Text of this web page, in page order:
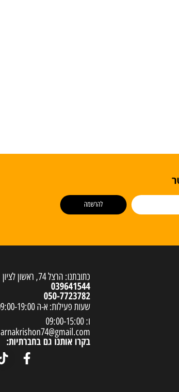
להרשמה
כתובתנו: הרצל 74, ראשון לציון
039641544
050-7723782
שעות פעילות: א-ה 09:00-19:00
ו: 09:00-15:00
arnakrishon74@gmail.com
בקרו אותנו גם בחברתיות: